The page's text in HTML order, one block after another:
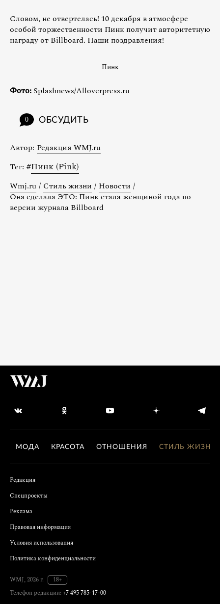
Словом, не отвертелась! 10 декабря в атмосфере
особой торжественности Пинк получит авторитетную
награду от Billboard. Наши поздравления!
Пинк
Фото: Splashnews/Alloverpress.ru
0 ОБСУДИТЬ
Автор: Редакция WMJ.ru
Тег: #Пинк (Pink)
Wmj.ru / Стиль жизни / Новости /
Она сделала ЭТО: Пинк стала женщиной года по
версии журнала Billboard
МОДА КРАСОТА ОТНОШЕНИЯ СТИЛЬ ЖИЗНИ
Редакция
Спецпроекты
Реклама
Правовая информация
Условия использования
Политика конфиденциальности
WMJ, 2026 г.
18+
Телефон редакции: +7 495 785-17-00